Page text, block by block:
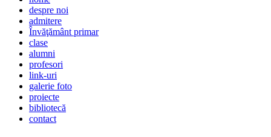
despre noi
admitere
Învăţământ primar
clase
alumni
profesori
link-uri
galerie foto
proiecte
bibliotecă
contact